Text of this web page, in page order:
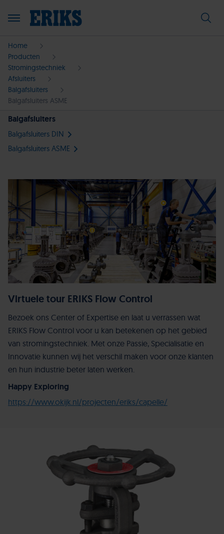
Home
Producten
Stromingstechniek
Afsluiters
Balgafsluiters
Balgafsluiters ASME
Balgafsluiters
Balgafsluiters DIN
Balgafsluiters ASME
Virtuele tour ERIKS Flow Control
Bezoek ons Center of Expertise en laat u verrassen wat
ERIKS Flow Control voor u kan betekenen op het gebied
van stromingstechniek. Met onze Passie, Specialisatie en
Innovatie kunnen wij het verschil maken voor onze klanten
en hun industrie beter laten werken.
Happy Exploring
https://www.okijk.nl/projecten/eriks/capelle/